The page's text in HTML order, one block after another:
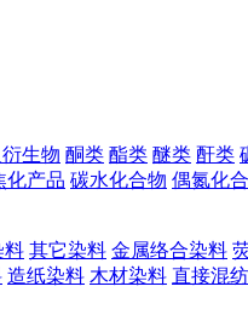
生物 酮类 酯类 醚类 酐类
化产品 碳水化合物 偶氮化
料 其它染料 金属络合染料
造纸染料 木材染料 直接混